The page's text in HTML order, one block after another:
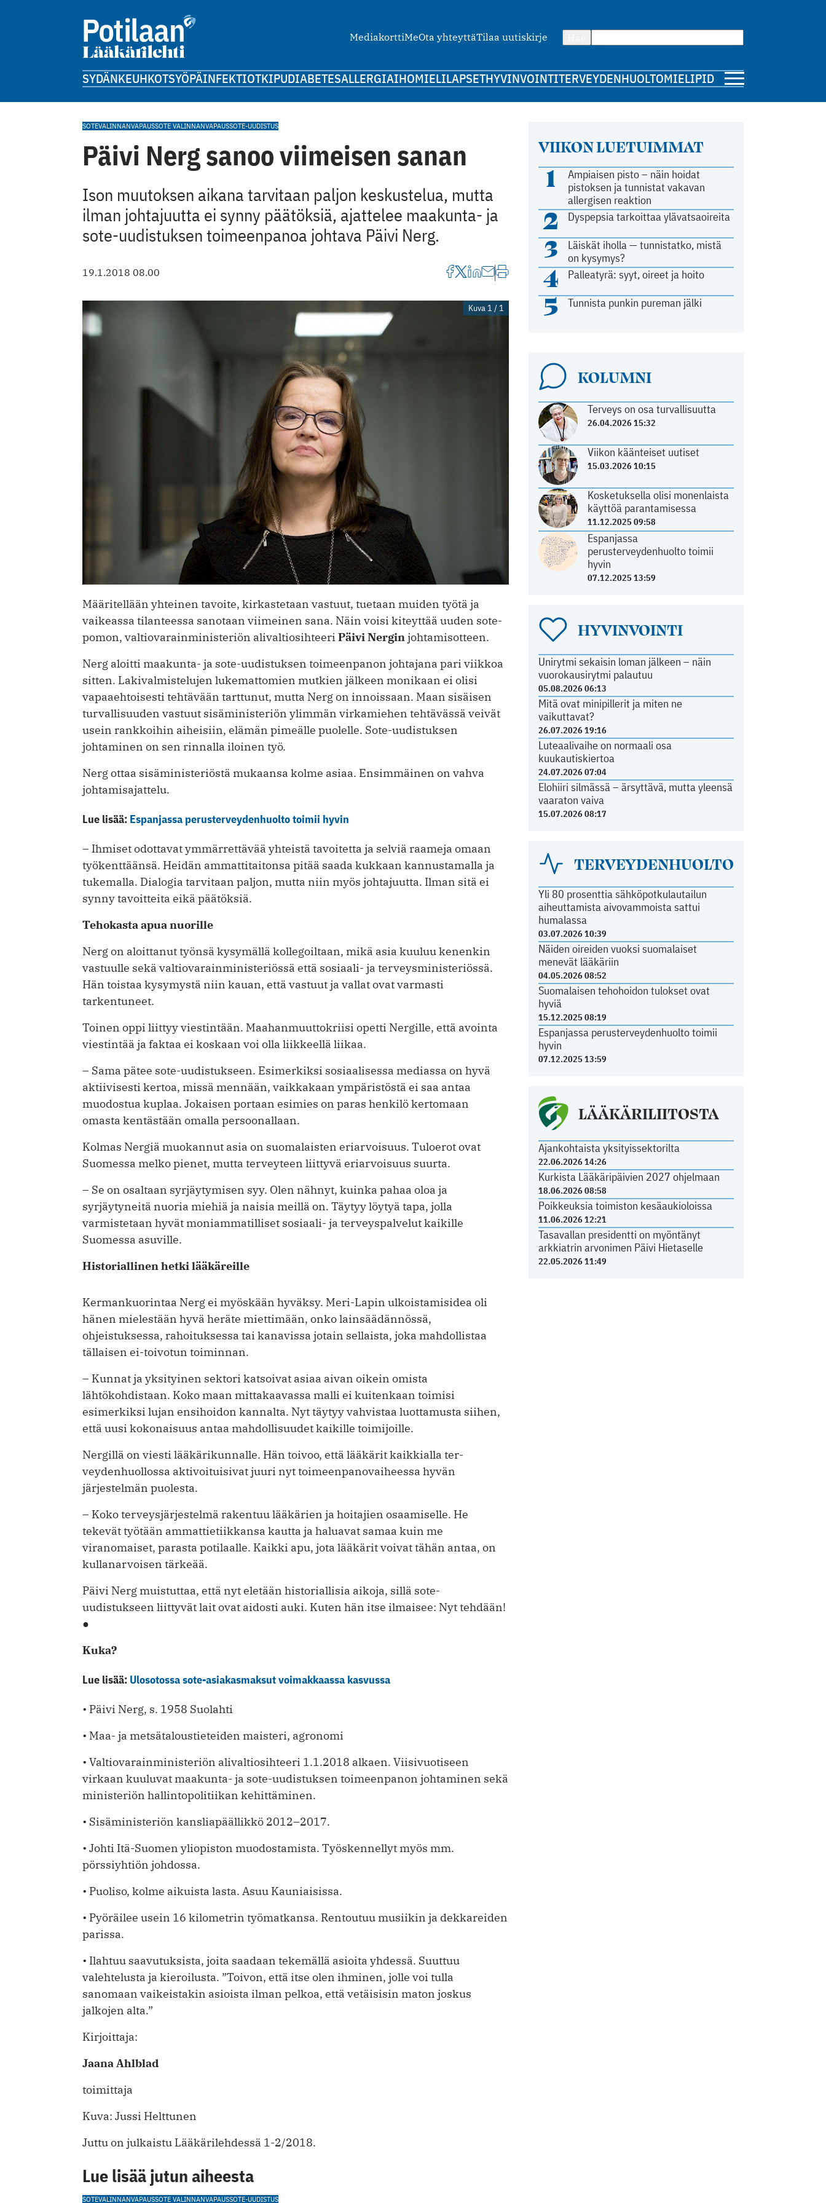
MediakorttiMeOta yhteyttäTilaa uutiskirje
SYDÄNKEUHKOTSYÖPÄINFEKTIOTKIPUDIABETESALLERGIAIHOMIELILAPSETHYVINVOINTITERVEYDENHUOLTOMIELIPIDE
VIIKON LUETUIMMAT
1
Ampiaisen pisto – näin hoidat
pistoksen ja tunnistat vakavan
allergisen reaktion
2 Dyspepsia tarkoittaa ylävatsaoireita
3
Läiskät iholla — tunnistatko, mistä
on kysymys?
4 Palleatyrä: syyt, oireet ja hoito
5 Tunnista punkin pureman jälki
KOLUMNI
Terveys on osa turvallisuutta
26.04.2026 15:32
Viikon käänteiset uutiset
15.03.2026 10:15
Kosketuksella olisi monenlaista
käyttöä parantamisessa
11.12.2025 09:58
Espanjassa
perusterveydenhuolto toimii
hyvin
07.12.2025 13:59
HYVINVOINTI
Unirytmi sekaisin loman jälkeen – näin
vuorokausirytmi palautuu
05.08.2026 06:13
Mitä ovat minipillerit ja miten ne
vaikuttavat?
26.07.2026 19:16
Luteaalivaihe on normaali osa
kuukautiskiertoa
24.07.2026 07:04
Elohiiri silmässä – ärsyttävä, mutta yleensä
vaaraton vaiva
15.07.2026 08:17
TERVEYDENHUOLTO
Yli 80 prosenttia sähköpotkulautailun
aiheuttamista aivovammoista sattui
humalassa
03.07.2026 10:39
Näiden oireiden vuoksi suomalaiset
menevät lääkäriin
04.05.2026 08:52
Suomalaisen tehohoidon tulokset ovat
hyviä
15.12.2025 08:19
Espanjassa perusterveydenhuolto toimii
hyvin
07.12.2025 13:59
LÄÄKÄRILIITOSTA
Ajankohtaista yksityissektorilta
22.06.2026 14:26
Kurkista Lääkäripäivien 2027 ohjelmaan
18.06.2026 08:58
Poikkeuksia toimiston kesäaukioloissa
11.06.2026 12:21
Tasavallan presidentti on myöntänyt
arkkiatrin arvonimen Päivi Hietaselle
22.05.2026 11:49
SOTEVALINNANVAPAUSSOTE VALINNANVAPAUSSOTE-UUDISTUS
Päivi Nerg sanoo viimeisen sanan
Ison muutoksen aikana tarvitaan paljon keskustelua, mutta
ilman johtajuutta ei synny päätöksiä, ajattelee maakunta- ja
sote-uudistuksen toimeenpanoa johtava Päivi Nerg.
19.1.2018 08.00
Kuva 1 / 1
Määritellään yhteinen tavoite, kirkastetaan vastuut, tuetaan muiden työtä ja
vaikeassa tilanteessa sanotaan viimeinen sana. Näin voisi kiteyttää uuden sote-
pomon, valtio­varainministeriön alivaltiosihteeri Päivi Nerginjohtamisotteen.
Nerg aloitti maakunta- ja sote-uudistuksen toimeenpanon johtajana pari viikkoa
sitten. Lakivalmistelujen lukemattomien mutkien jälkeen monikaan ei olisi
vapaaehtoisesti tehtävään tarttunut, mutta Nerg on innoissaan. Maan sisäisen
turvallisuuden vastuut sisä­ministeriön ylimmän virkamiehen tehtävässä veivät
usein rankkoihin aiheisiin, elämän pimeälle puolelle. Sote-uudistuksen
johtaminen on sen rinnalla iloinen työ.
Nerg ottaa sisäministeriöstä mukaansa kolme asiaa. Ensimmäinen on vahva
johtamisajattelu.
Lue lisää: Espanjassa perusterveydenhuolto toimii hyvin
– Ihmiset odottavat ymmärrettävää yhteistä tavoitetta ja selviä raameja omaan
työkenttäänsä. Heidän ammattitaitonsa pitää saada kukkaan kannustamalla ja
tukemalla. Dialogia tarvitaan paljon, mutta niin myös johtajuutta. ­Ilman sitä ei
synny tavoitteita eikä päätöksiä.
Tehokasta apua nuorille
Nerg on aloittanut työnsä kysymällä kollegoiltaan, mikä asia kuuluu kenenkin
vastuulle sekä valtiovarainministeriössä että sosiaali- ja terveysministe­riössä.
Hän toistaa kysymystä niin kauan, että vastuut ja vallat ovat varmasti
tarkentuneet.
Toinen oppi liittyy viestintään. Maahanmuuttokriisi opetti Nergille, että avointa
viestintää ja faktaa ei koskaan voi olla liikkeellä liikaa.
– Sama pätee sote-uudistukseen. Esimerkiksi sosiaalisessa mediassa on ­hyvä
aktiivisesti kertoa, missä mennään, vaikkakaan ympäristöstä ei saa antaa
muodostua kuplaa. Jokaisen portaan esimies on paras henkilö kertomaan
omasta kentästään omalla persoonallaan.
Kolmas Nergiä muokannut asia on suomalaisten eriarvoisuus. Tuloerot ovat
Suomessa melko pienet, mutta terveyteen liittyvä eriarvoisuus suurta.
– Se on osaltaan syrjäytymisen syy. Olen nähnyt, kuinka pahaa oloa ja
syrjäytyneitä nuoria miehiä ja naisia meillä on. Täytyy löytyä tapa, jolla
varmistetaan hyvät moniammatilliset sosiaali- ja terveyspalvelut kaikille
Suomessa asuville.
Historiallinen hetki lääkäreille
Kermankuorintaa Nerg ei myöskään ­hyväksy. Meri-Lapin ulkoistamisidea oli
hänen mielestään hyvä heräte miettimään, onko lainsäädännössä,
ohjeistuksessa, rahoituksessa tai kanavissa jotain sellaista, joka mahdollistaa
tällaisen ­ei-toivotun toiminnan.
– Kunnat ja yksityinen sektori katsoivat asiaa aivan oikein omista
lähtökohdistaan. Koko maan mittakaavassa malli ei kuitenkaan toimisi
esimerkiksi lujan ensihoidon kannalta. Nyt täytyy vahvistaa luottamusta siihen,
että uusi kokonaisuus antaa mahdollisuudet kaikille toimijoille.
Nergillä on viesti lääkärikunnalle. Hän toivoo, että lääkärit kaikkialla ter­
veydenhuollossa aktivoituisivat juuri nyt toimeenpanovaiheessa hyvän
järjestelmän puolesta.
– Koko terveysjärjestelmä rakentuu lääkärien ja hoitajien osaamiselle. He
tekevät työtään ammattietiikkansa kautta ja haluavat samaa kuin me
viranomaiset, parasta potilaalle. Kaikki apu, jota lääkärit voivat tähän antaa, on
kullanarvoisen tärkeää.
Päivi Nerg muistuttaa, että nyt eletään historiallisia aikoja, sillä sote-
uudistukseen liittyvät lait ovat aidosti auki. Kuten hän itse ilmaisee: Nyt tehdään!
●
Kuka?
Lue lisää: Ulosotossa sote-asiakasmaksut voimakkaassa kasvussa
• Päivi Nerg, s. 1958 Suolahti
• Maa- ja metsätaloustieteiden maisteri, agronomi
• Valtiovarainministeriön alivaltiosihteeri 1.1.2018 alkaen. Viisivuotiseen
virkaan kuuluvat maakunta- ja sote-uudistuksen toimeenpanon johtaminen sekä
ministeriön hallintopolitiikan kehittäminen.
• Sisäministeriön kansliapäällikkö 2012–2017.
• Johti Itä-Suomen yliopiston muodostamista. Työskennellyt myös mm.
pörssiyhtiön johdossa.
• Puoliso, kolme aikuista lasta. Asuu Kauniaisissa.
• Pyöräilee usein 16 kilometrin työmatkansa. Rentoutuu musiikin ja dekkareiden
parissa.
• Ilahtuu saavutuksista, joita saadaan tekemällä asioita yhdessä. Suuttuu
valehtelusta ja kieroilusta. ”Toivon, että itse olen ihminen, jolle voi tulla
sanomaan vaikeistakin asioista ilman pelkoa, että vetäisisin maton joskus
jalkojen alta.”
Kirjoittaja:
Jaana Ahlblad
toimittaja
Kuva: Jussi Helttunen
Juttu on julkaistu Lääkärilehdessä 1-2/2018.
Lue lisää jutun aiheesta
SOTEVALINNANVAPAUSSOTE VALINNANVAPAUSSOTE-UUDISTUS